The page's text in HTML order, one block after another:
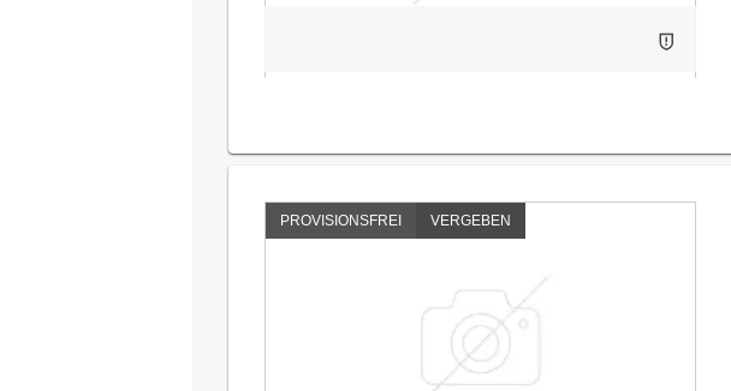
PROVISIONSFREI VERGEBEN